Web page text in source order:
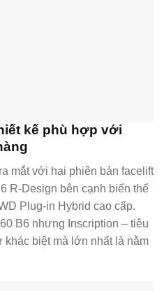
kế phù hợp với
mắt với hai phiên bản facelift
R-Design bên cạnh biến thể
Plug-in Hybrid cao cấp.
B6 nhưng Inscription – tiêu
biệt mà lớn nhất là nằm